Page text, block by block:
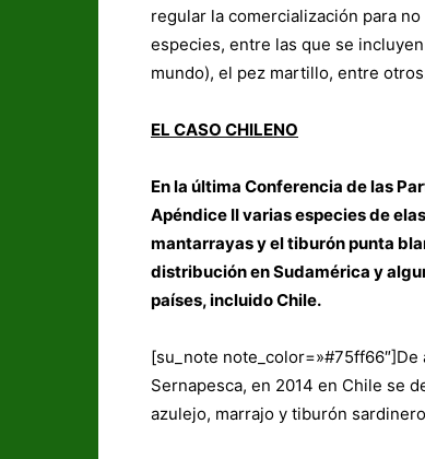
regular la comercialización para
especies, entre las que se
mundo), el pez martillo, entre
EL CASO CHILENO
En la última Conferencia de las
Apéndice II varias especies de
mantarrayas y el tiburón punta
distribución en Sudamérica y
países, incluido Chile.
[su_note
Sernapesca, en 2014 en Chile se
azulejo, marrajo y tiburón